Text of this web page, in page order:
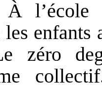
À
les enfants
zéro